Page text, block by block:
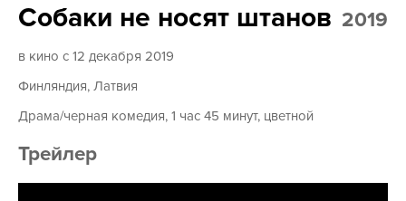
Собаки не носят штанов 2019
в кино с 12 декабря 2019
Финляндия, Латвия
Драма/черная комедия, 1 час 45 минут, цветной
Трейлер